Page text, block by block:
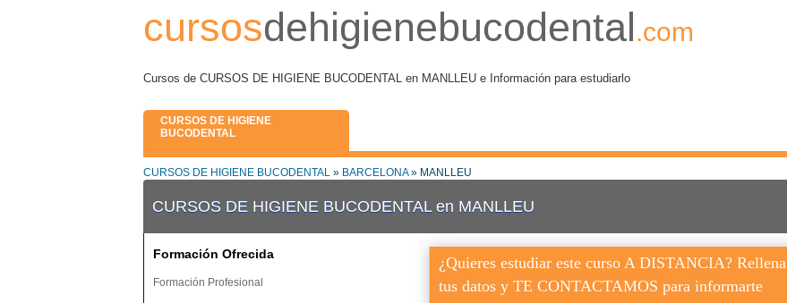
cursosdehigienebucodental.com
Cursos de CURSOS DE HIGIENE BUCODENTAL en MANLLEU e Información para estudiarlo
CURSOS DE HIGIENE
BUCODENTAL
CURSOS DE HIGIENE BUCODENTAL » BARCELONA» MANLLEU
CURSOS DE HIGIENE BUCODENTAL en MANLLEU
¿Quieres estudiar este curso A DISTANCIA? Rellena
tus datos y TE CONTACTAMOS para informarte
Formación Ofrecida
Formación Profesional